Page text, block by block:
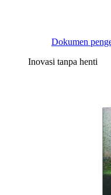
Dokumen
Inovasi tanpa henti